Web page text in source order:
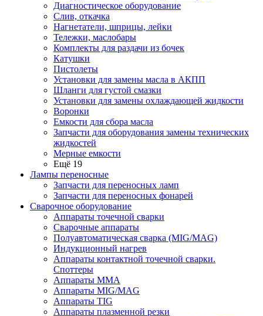
Диагностическое оборудование
Слив, откачка
Нагнетатели, шприцы, лейки
Тележки, маслобары
Комплекты для раздачи из бочек
Катушки
Пистолеты
Установки для замены масла в АКПП
Шланги для густой смазки
Установки для замены охлаждающей жидкости
Воронки
Емкости для сбора масла
Запчасти для оборудования замены технических
жидкостей
Мерные емкости
Ещё 19
Лампы переносные
Запчасти для переносных ламп
Запчасти для переносных фонарей
Сварочное оборудование
Аппараты точечной сварки
Сварочные аппараты
Полуавтоматическая сварка (MIG/MAG)
Индукционный нагрев
Аппараты контактной точечной сварки.
Споттеры
Аппараты MMA
Аппараты MIG/MAG
Аппараты TIG
Аппараты плазменной резки